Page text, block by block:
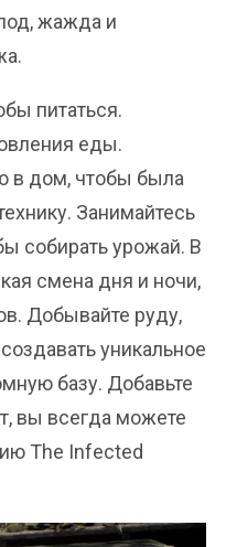
жажда и
питаться.
еды.
в дом, чтобы была
Занимайтесь
собирать урожай. В
смена дня и ночи,
Добывайте руду,
уникальное
базу. Добавьте
вы всегда можете
The Infected